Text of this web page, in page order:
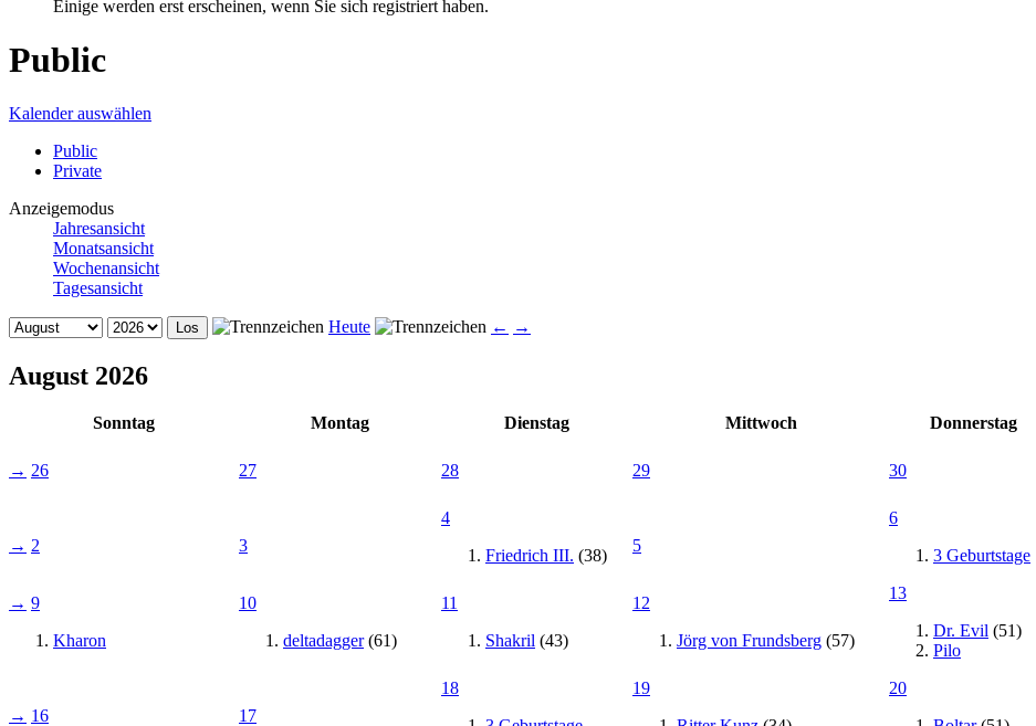
Einige werden erst erscheinen, wenn Sie sich registriert haben.
Public
Kalender auswählen
Public
Private
Anzeigemodus
Jahresansicht
Monatsansicht
Wochenansicht
Tagesansicht
Heute ← →
August 2026
Sonntag Montag Dienstag Mittwoch Donnerstag
→ 26 27 28 29 30
→ 2 3
4
Friedrich III. (38)
5
6
3 Geburtstage
→ 9
Kharon
10
deltadagger(61)
11
Shakril (43)
12
Jörg von Frundsberg (57)
13
Dr. Evil (51)
Pilo
→ 16 17
18
19
20